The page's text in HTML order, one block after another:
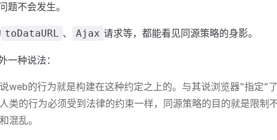
题不会发生。
toDataURL 、 Ajax 请求等，都能看见同源策略的身影。
一种说法：
web的行为就是构建在这种约定之上的。与其说浏览器"指定"
类的行为必须受到法律的约束一样，同源策略的目的就是限制
混乱。